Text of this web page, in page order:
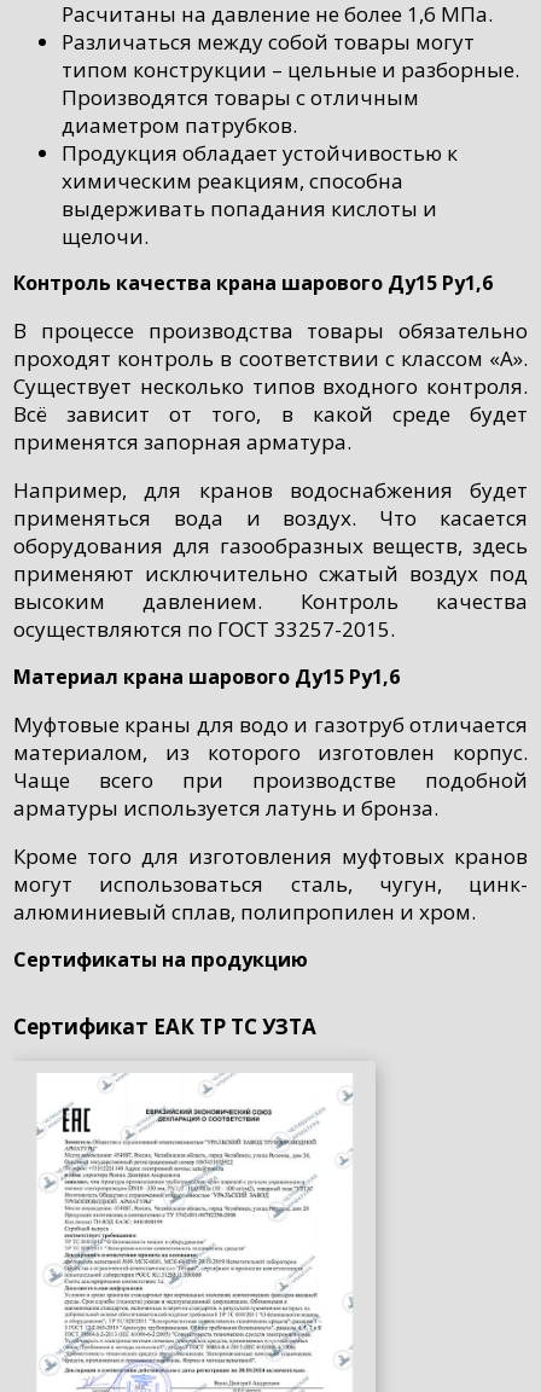
Расчитаны на давление не более 1,6 МПа.
Различаться между собой товары могут
типом конструкции – цельные и разборные.
Производятся товары с отличным
диаметром патрубков.
Продукция обладает устойчивостью к
химическим реакциям, способна
выдерживать попадания кислоты и
щелочи.
Контроль качества крана шарового Ду15 Ру1,6
В процессе производства товары обязательно
проходят контроль в соответствии с классом «А».
Существует несколько типов входного контроля.
Всё зависит от того, в какой среде будет
применятся запорная арматура.
Например, для кранов водоснабжения будет
применяться вода и воздух. Что касается
оборудования для газообразных веществ, здесь
применяют исключительно сжатый воздух под
высоким давлением. Контроль качества
осуществляются по ГОСТ 33257-2015.
Материал крана шарового Ду15 Ру1,6
Муфтовые краны для водо и газотруб отличается
материалом, из которого изготовлен корпус.
Чаще всего при производстве подобной
арматуры используется латунь и бронза.
Кроме того для изготовления муфтовых кранов
могут использоваться сталь, чугун, цинк-
алюминиевый сплав, полипропилен и хром.
Сертификаты на продукцию
Сертификат ЕАК ТР ТС УЗТА